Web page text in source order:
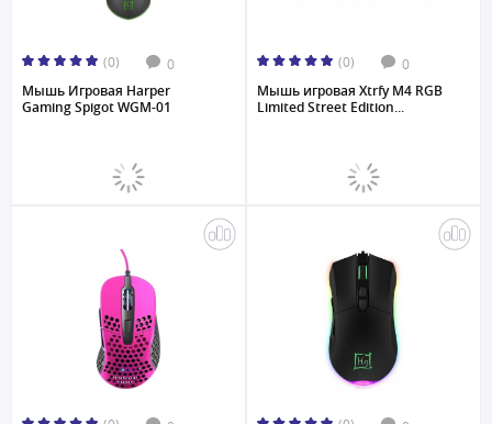
(0) 0
Мышь Игровая Harper
Gaming Spigot WGM-01
(0) 0
Мышь игровая Xtrfy M4 RGB
Limited Street Edition...